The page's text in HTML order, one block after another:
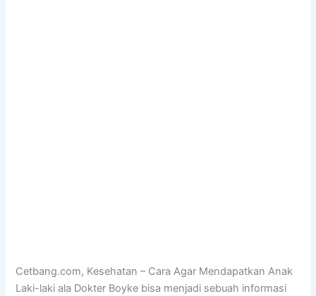
Cetbang.com, Kesehatan – Cara Agar Mendapatkan Anak
Laki-laki ala Dokter Boyke bisa menjadi sebuah informasi